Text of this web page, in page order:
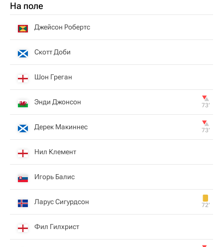
На поле
Джейсон Робертс
Скотт Доби
Шон Греган
Энди Джонсон 73‎’‎
Дерек Макиннес 73‎’‎
Нил Клемент
Игорь Балис
Ларус Сигурдсон 72‎’‎
Фил Гилхрист